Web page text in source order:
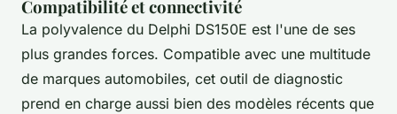
Compatibilité et connectivité
La polyvalence du Delphi DS150E est l'une de ses
plus grandes forces. Compatible avec une multitude
de marques automobiles, cet outil de diagnostic
prend en charge aussi bien des modèles récents que